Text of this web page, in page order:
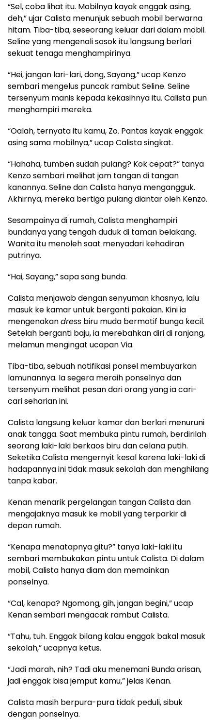
​“Sel, coba lihat itu. Mobilnya kayak enggak asing,
deh,” ujar Calista menunjuk sebuah mobil berwarna
hitam. Tiba-tiba, seseorang keluar dari dalam mobil.
Seline yang mengenali sosok itu langsung berlari
sekuat tenaga menghampirinya.
​“Hei, jangan lari-lari, dong, Sayang,” ucap Kenzo
sembari mengelus puncak rambut Seline. Seline
tersenyum manis kepada kekasihnya itu. Calista pun
menghampiri mereka.
​“Oalah, ternyata itu kamu, Zo. Pantas kayak enggak
asing sama mobilnya,” ucap Calista singkat.
​“Hahaha, tumben sudah pulang? Kok cepat?” tanya
Kenzo sembari melihat jam tangan di tangan
kanannya. Seline dan Calista hanya mengangguk.
Akhirnya, mereka bertiga pulang diantar oleh Kenzo.
​Sesampainya di rumah, Calista menghampiri
bundanya yang tengah duduk di taman belakang.
Wanita itu menoleh saat menyadari kehadiran
putrinya.
​“Hai, Sayang,” sapa sang bunda.
​Calista menjawab dengan senyuman khasnya, lalu
masuk ke kamar untuk berganti pakaian. Kini ia
mengenakandress biru muda bermotif bunga kecil.
Setelah berganti baju, ia merebahkan diri di ranjang,
melamun mengingat ucapan Via.
​Tiba-tiba, sebuah notifikasi ponsel membuyarkan
lamunannya. Ia segera meraih ponselnya dan
tersenyum melihat pesan dari orang yang ia cari-
cari seharian ini.
​Calista langsung keluar kamar dan berlari menuruni
anak tangga. Saat membuka pintu rumah, berdirilah
seorang laki-laki berkaos biru dan celana putih.
Seketika Calista mengernyit kesal karena laki-laki di
hadapannya ini tidak masuk sekolah dan menghilang
tanpa kabar.
​Kenan menarik pergelangan tangan Calista dan
mengajaknya masuk ke mobil yang terparkir di
depan rumah.
​“Kenapa menatapnya gitu?” tanya laki-laki itu
sembari membukakan pintu untuk Calista. Di dalam
mobil, Calista hanya diam dan memainkan
ponselnya.
​“Cal, kenapa? Ngomong, gih, jangan begini,” ucap
Kenan sembari mengacak rambut Calista.
​“Tahu, tuh. Enggak bilang kalau enggak bakal masuk
sekolah,” ucapnya ketus.
​“Jadi marah, nih? Tadi aku menemani Bunda arisan,
jadi enggak bisa jemput kamu,” jelas Kenan.
​Calista masih berpura-pura tidak peduli, sibuk
dengan ponselnya.